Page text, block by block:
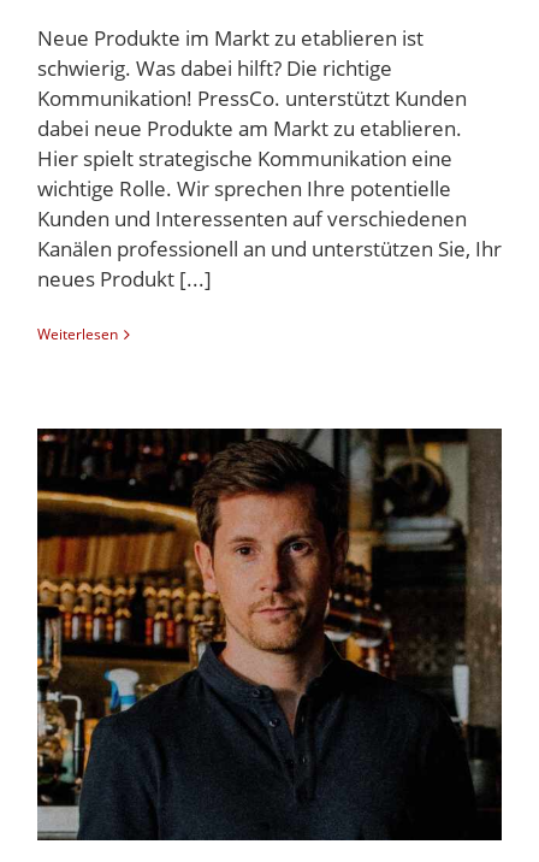
Neue Produkte im Markt zu etablieren ist
schwierig. Was dabei hilft? Die richtige
Kommunikation! PressCo. unterstützt Kunden
dabei neue Produkte am Markt zu etablieren.
Hier spielt strategische Kommunikation eine
wichtige Rolle. Wir sprechen Ihre potentielle
Kunden und Interessenten auf verschiedenen
Kanälen professionell an und unterstützen Sie, Ihr
neues Produkt [...]
Weiterlesen